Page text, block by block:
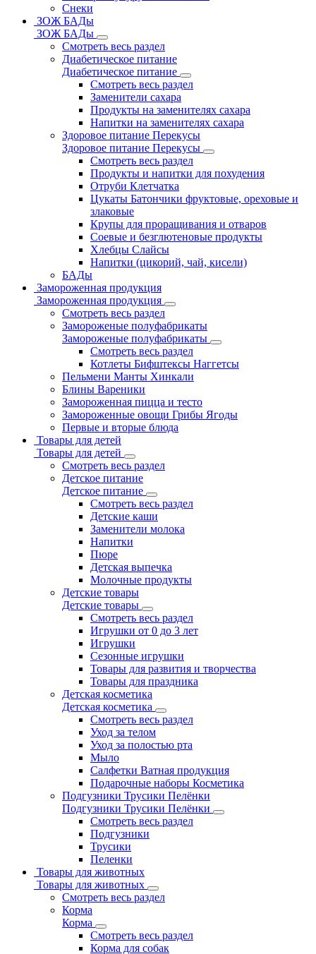
Снеки
ЗОЖ БАДы
ЗОЖ БАДы
Смотреть весь раздел
Диабетическое питание
Диабетическое питание
Смотреть весь раздел
Заменители сахара
Продукты на заменителях сахара
Напитки на заменителях сахара
Здоровое питание Перекусы
Здоровое питание Перекусы
Смотреть весь раздел
Продукты и напитки для похудения
Отруби Клетчатка
Цукаты Батончики фруктовые, ореховые и
злаковые
Крупы для проращивания и отваров
Соевые и безглютеновые продукты
Хлебцы Слайсы
Напитки (цикорий, чай, кисели)
БАДы
Замороженная продукция
Замороженная продукция
Смотреть весь раздел
Замороженые полуфабрикаты
Замороженые полуфабрикаты
Смотреть весь раздел
Котлеты Бифштексы Наггетсы
Пельмени Манты Хинкали
Блины Вареники
Замороженная пицца и тесто
Замороженные овощи Грибы Ягоды
Первые и вторые блюда
Товары для детей
Товары для детей
Смотреть весь раздел
Детское питание
Детское питание
Смотреть весь раздел
Детские каши
Заменители молока
Напитки
Пюре
Детская выпечка
Молочные продукты
Детские товары
Детские товары
Смотреть весь раздел
Игрушки от 0 до 3 лет
Игрушки
Сезонные игрушки
Товары для развития и творчества
Товары для праздника
Детская косметика
Детская косметика
Смотреть весь раздел
Уход за телом
Уход за полостью рта
Мыло
Салфетки Ватная продукция
Подарочные наборы Косметика
Подгузники Трусики Пелёнки
Подгузники Трусики Пелёнки
Смотреть весь раздел
Подгузники
Трусики
Пеленки
Товары для животных
Товары для животных
Смотреть весь раздел
Корма
Корма
Смотреть весь раздел
Корма для собак